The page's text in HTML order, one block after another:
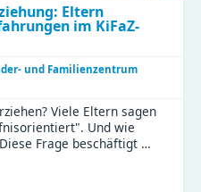
Eltern
im KiFaZ-
und Familienzentrum
Viele Eltern sagen
Und wie
Frage beschäftigt …